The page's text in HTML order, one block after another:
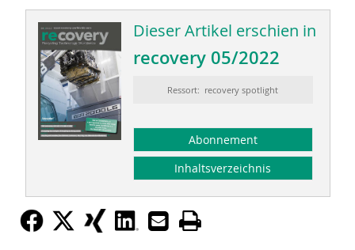
Dieser Artikel erschien in
recovery 05/2022
Ressort: recovery spotlight
Abonnement
Inhaltsverzeichnis